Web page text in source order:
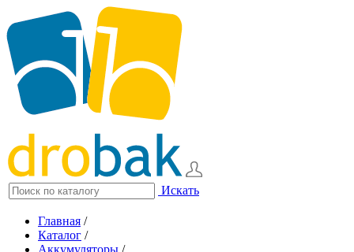
Искать
Главная /
Каталог /
Аккумуляторы /